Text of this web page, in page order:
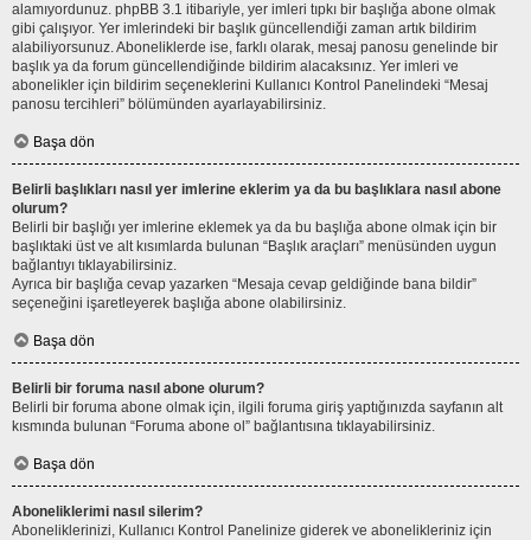
alamıyordunuz. phpBB 3.1 itibariyle, yer imleri tıpkı bir başlığa abone olmak
gibi çalışıyor. Yer imlerindeki bir başlık güncellendiği zaman artık bildirim
alabiliyorsunuz. Aboneliklerde ise, farklı olarak, mesaj panosu genelinde bir
başlık ya da forum güncellendiğinde bildirim alacaksınız. Yer imleri ve
abonelikler için bildirim seçeneklerini Kullanıcı Kontrol Panelindeki “Mesaj
panosu tercihleri” bölümünden ayarlayabilirsiniz.
Başa dön
Belirli başlıkları nasıl yer imlerine eklerim ya da bu başlıklara nasıl abone
olurum?
Belirli bir başlığı yer imlerine eklemek ya da bu başlığa abone olmak için bir
başlıktaki üst ve alt kısımlarda bulunan “Başlık araçları” menüsünden uygun
bağlantıyı tıklayabilirsiniz.
Ayrıca bir başlığa cevap yazarken “Mesaja cevap geldiğinde bana bildir”
seçeneğini işaretleyerek başlığa abone olabilirsiniz.
Başa dön
Belirli bir foruma nasıl abone olurum?
Belirli bir foruma abone olmak için, ilgili foruma giriş yaptığınızda sayfanın alt
kısmında bulunan “Foruma abone ol” bağlantısına tıklayabilirsiniz.
Başa dön
Aboneliklerimi nasıl silerim?
Aboneliklerinizi, Kullanıcı Kontrol Panelinize giderek ve abonelikleriniz için